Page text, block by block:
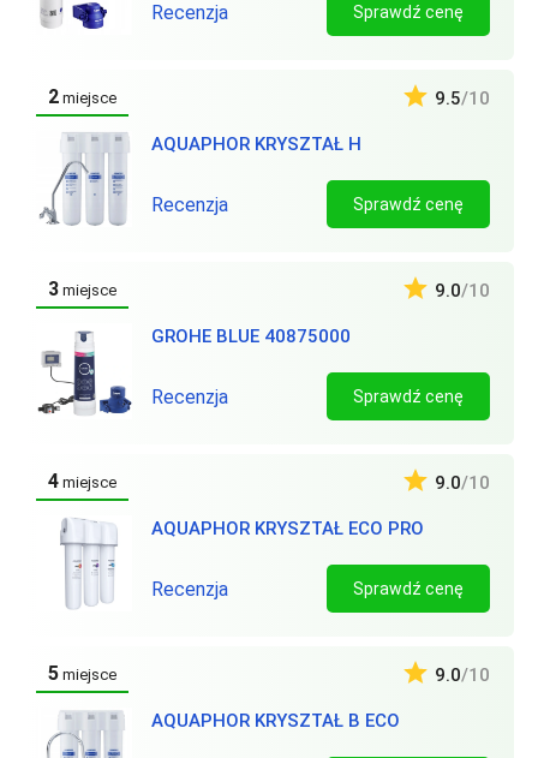
Recenzja Sprawdź cenę
2 miejsce
AQUAPHOR KRYSZTAŁ H
9.5/10
Recenzja Sprawdź cenę
3 miejsce
GROHE BLUE 40875000
9.0/10
Recenzja Sprawdź cenę
4 miejsce
AQUAPHOR KRYSZTAŁ ECO PRO
9.0/10
Recenzja Sprawdź cenę
5 miejsce
AQUAPHOR KRYSZTAŁ B ECO
9.0/10